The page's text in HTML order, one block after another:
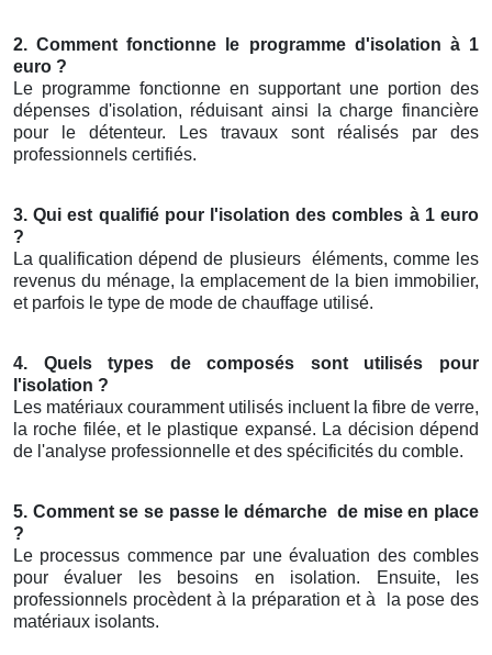
2. Comment fonctionne le programme d'isolation à 1
euro ?
Le programme fonctionne en supportant une portion des
dépenses d'isolation, réduisant ainsi la charge financière
pour le détenteur. Les travaux sont réalisés par des
professionnels certifiés.
3. Qui est qualifié pour l'isolation des combles à 1 euro
?
La qualification dépend de plusieurs éléments, comme les
revenus du ménage, la emplacement de la bien immobilier,
et parfois le type de mode de chauffage utilisé.
4. Quels types de composés sont utilisés pour
l'isolation ?
Les matériaux couramment utilisés incluent la fibre de verre,
la roche filée, et le plastique expansé. La décision dépend
de l'analyse professionnelle et des spécificités du comble.
5. Comment se se passe le démarche de mise en place
?
Le processus commence par une évaluation des combles
pour évaluer les besoins en isolation. Ensuite, les
professionnels procèdent à la préparation et à
la pose des
matériaux isolants.